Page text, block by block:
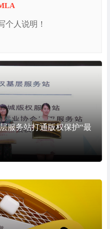
个人说明！
服务站打通版权保护“最